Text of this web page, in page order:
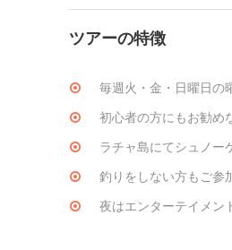
ツアーの特徴
毎週火・金・日曜日の
初心者の方にもお勧め
ラチャ島にてシュノー
釣りをしない方もご参
夜はエンターテイメン